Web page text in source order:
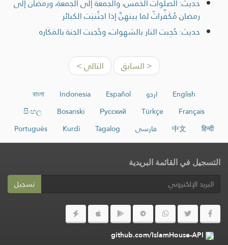
حديث: الصلوات الخمس، والجمعة إلى الجمعة، ورمضان إلى
رمضان مُكَفِّراتٌ لما بينهنَّ إذا اجتُنبَت الكبائر
حديث: حُجِبت النار بالشهوات، وحُجبت الجنة بالمَكَاره
< السابق التالي >
English اردو Español
Indonesia
বাংলা
Français
Türkçe
Русский
Bosanski
සිංහල
हिन्दी
中文 فارسی Tagalog
Kurdî
Português
التسجيل في القائمة البريدية
تسجيل
github.com/IslamHouse-API